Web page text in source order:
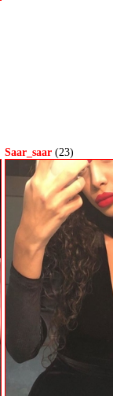
Saar_saar (23)